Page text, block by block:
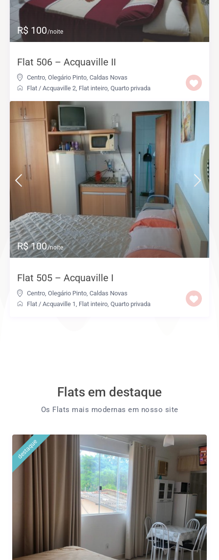
R$ 100/noite
Flat 506 – Acquaville II
Centro, Olegário Pinto, Caldas Novas
Flat / Acquaville 2, Flat inteiro, Quarto privada
R$ 100/noite
Flat 505 – Acquaville I
Centro Olegário Pinto Caldas Novas
Flat / Acquaville 1 Flat inteiro Quarto privada
Flats em destaque
Os Flats mais modernas em nosso site
destaque